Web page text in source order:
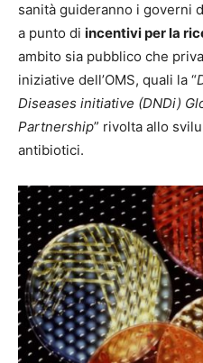
sanità guideranno i governi
a punto di incentivi per la
ambito sia pubblico che
iniziative dell’OMS, quali la “
Diseases initiative (DNDi)
Partnership” rivolta allo
antibiotici.